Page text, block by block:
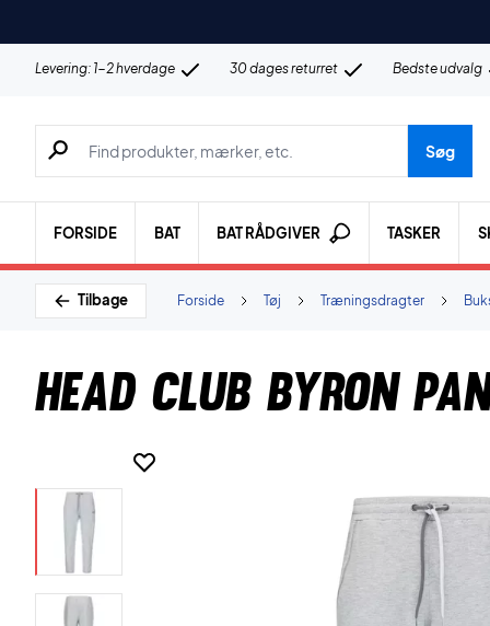
Levering: 1-2 hverdage 30 dages returret Bedste udvalg
Søg efter produkter, mærker etc.
Søg
FORSIDE BAT BAT RÅDGIVER TASKER
Tilbage Træningsdragter
Tøj
Forside
Head Club Byron